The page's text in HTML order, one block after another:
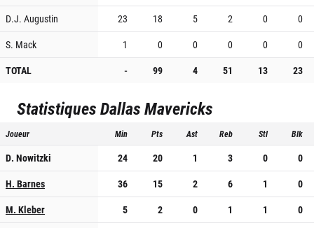
D.J. Augustin
23 18 5 2 0
0
S. Mack
1 0 0 0 0
0
TOTAL
- 99 4 51 13 23
StatistiquesDallas Mavericks
Joueur Min Pts Ast Reb Stl Blk
D. Nowitzki 24 20 1 3 0
0
H. Barnes
36 15 2 6 1
0
M. Kleber
5 2 0 1 1
0